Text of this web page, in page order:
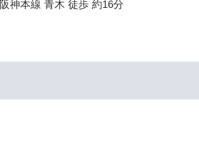
阪神本線 青木 徒歩 約16分